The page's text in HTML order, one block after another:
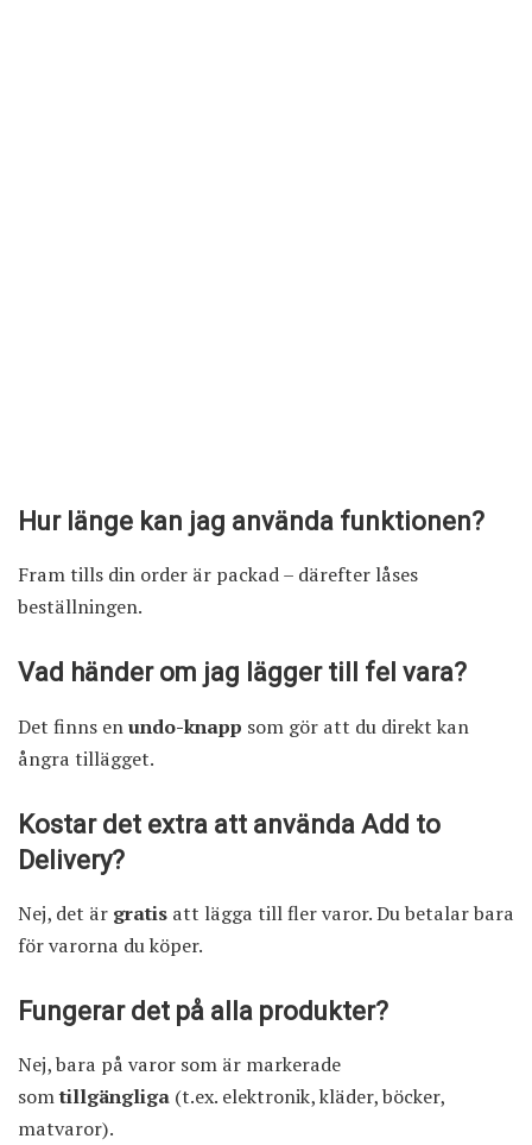
Hur länge kan jag använda funktionen?
Fram tills din order är packad – därefter låses
beställningen.
Vad händer om jag lägger till fel vara?
Det finns enundo-knapp som gör att du direkt kan
ångra tillägget.
Kostar det extra att använda Add to
Delivery?
Nej, det är gratis att lägga till fler varor. Du betalar bara
för varorna du köper.
Fungerar det på alla produkter?
Nej, bara på varor som är markerade
somtillgängliga (t.ex. elektronik, kläder, böcker,
matvaror).